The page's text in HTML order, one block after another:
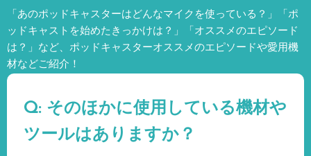
「あのポッドキャスターはどんなマイクを使っている？」「ポ
ッドキャストを始めたきっかけは？」「オススメのエピソード
は？」など、 ポッドキャスターオススメのエピソードや愛用機
材などご紹介！
Q: そのほかに使用している機材や
ツールはありますか？